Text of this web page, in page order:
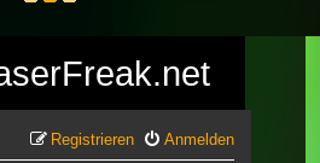
Anmelden
Registrieren